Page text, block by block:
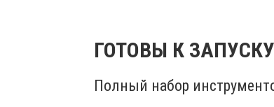
ГОТОВЫ К
Полный набор